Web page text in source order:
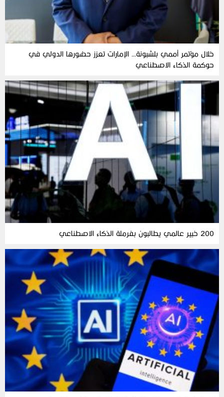
خلال مؤتمر أممي بلشبونة… الإمارات تعزز حضورها الدولي في
حوكمة الذكاء الاصطناعي
200 خبير عالمي يطالبون بفرملة الذكاء الاصطناعي